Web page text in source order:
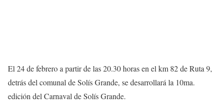
El 24 de febrero a partir de las 20.30 horas en el km 82 de Ruta 9,
detrás del comunal de Solís Grande, se desarrollará la 10ma.
edición del Carnaval de Solís Grande.